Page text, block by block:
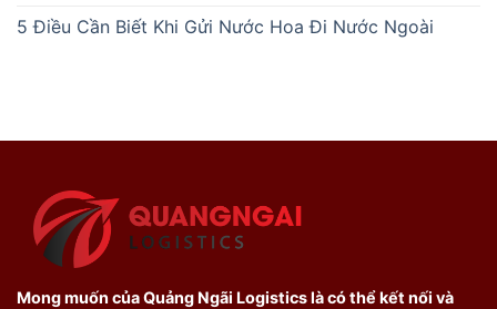
5 Điều Cần Biết Khi Gửi Nước Hoa Đi Nước Ngoài
Mong muốn của Quảng Ngãi Logistics là có thể kết nối và